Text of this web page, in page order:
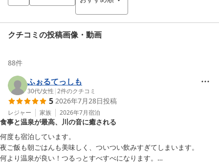
クチコミの投稿画像・動画
88件
ふぉるてっしも
30代/女性 |2件のクチコミ
5 2026年7月28日投稿
レジャー 家族 2026年7月宿泊
食事と温泉が最高、川の音に癒される
何度も宿泊しています。
夜ご飯も朝ごはんも美味しく、ついつい飲みすぎてしまいます。
何より温泉が良い！つるっとすべすべになります。